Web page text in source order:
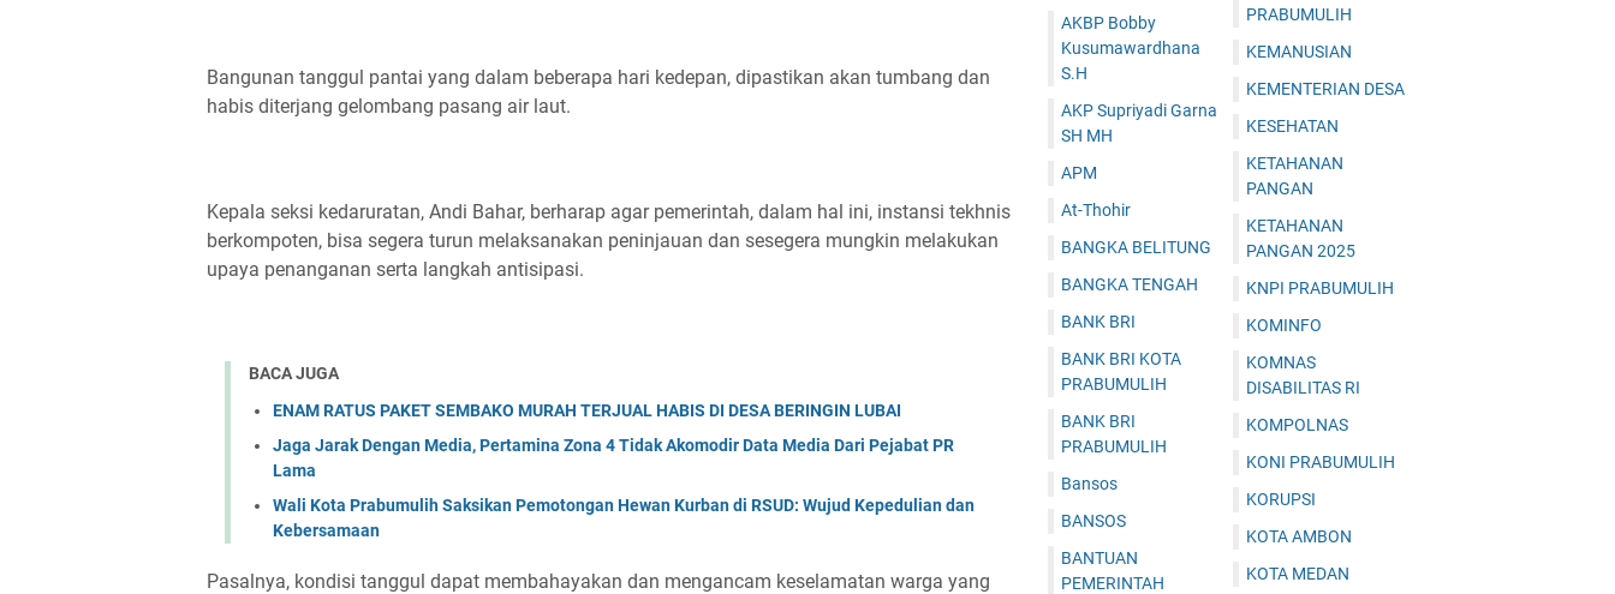
Bangunan tanggul pantai yang dalam beberapa hari kedepan, dipastikan akan tumbang dan
habis diterjang gelombang pasang air laut.
Kepala seksi kedaruratan, Andi Bahar, berharap agar pemerintah, dalam hal ini, instansi tekhnis
berkompoten, bisa segera turun melaksanakan peninjauan dan sesegera mungkin melakukan
upaya penanganan serta langkah antisipasi.
BACA JUGA
ENAM RATUS PAKET SEMBAKO MURAH TERJUAL HABIS DI DESA BERINGIN LUBAI
Jaga Jarak Dengan Media, Pertamina Zona 4 Tidak Akomodir Data Media Dari Pejabat PR
Lama
Wali Kota Prabumulih Saksikan Pemotongan Hewan Kurban di RSUD: Wujud Kepedulian dan
Kebersamaan
Pasalnya, kondisi tanggul dapat membahayakan dan mengancam keselamatan warga yang
AKBP Bobby
Kusumawardhana
S.H
AKP Supriyadi Garna
SH MH
APM
At-Thohir
BANGKA BELITUNG
BANGKA TENGAH
BANK BRI
BANK BRI KOTA
PRABUMULIH
BANK BRI
PRABUMULIH
Bansos
BANSOS
BANTUAN
PEMERINTAH
PRABUMULIH
KEMANUSIAN
KEMENTERIAN DESA
KESEHATAN
KETAHANAN
PANGAN
KETAHANAN
PANGAN 2025
KNPI PRABUMULIH
KOMINFO
KOMNAS
DISABILITAS RI
KOMPOLNAS
KONI PRABUMULIH
KORUPSI
KOTA AMBON
KOTA MEDAN